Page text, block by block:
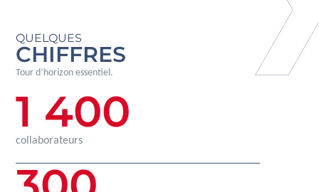
QUELQUES
CHIFFRES
Tour d’horizon essentiel.
collaborateurs
1 400